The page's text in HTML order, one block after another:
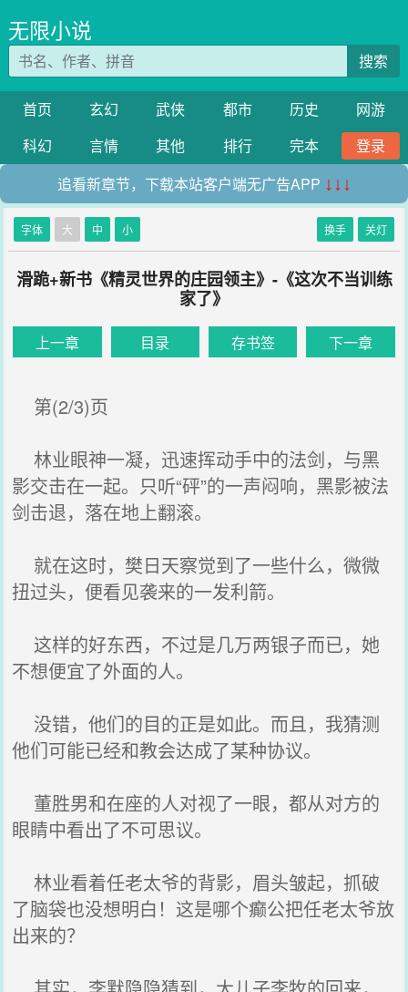
无限小说
搜索
首页 玄幻 武侠 都市 历史
网游
科幻
言情 其他 排行 完本
登录
追看新章节，下载本站客户端无广告APP ↓↓↓
字体 大 中 小 换手 关灯
滑跪+新书《精灵世界的庄园领主》-《这次不当训练
家了》
上一章 目录 存书签 下一章
第(2/3)页
林业眼神一凝，迅速挥动手中的法剑，与黑
影交击在一起。只听“砰”的一声闷响，黑影被法
剑击退，落在地上翻滚。
就在这时，樊日天察觉到了一些什么，微微
扭过头，便看见袭来的一发利箭。
这样的好东西，不过是几万两银子而已，她
不想便宜了外面的人。
没错，他们的目的正是如此。而且，我猜测
他们可能已经和教会达成了某种协议。
董胜男和在座的人对视了一眼，都从对方的
眼睛中看出了不可思议。
林业看着任老太爷的背影，眉头皱起，抓破
了脑袋也没想明白！这是哪个癫公把任老太爷放
出来的？